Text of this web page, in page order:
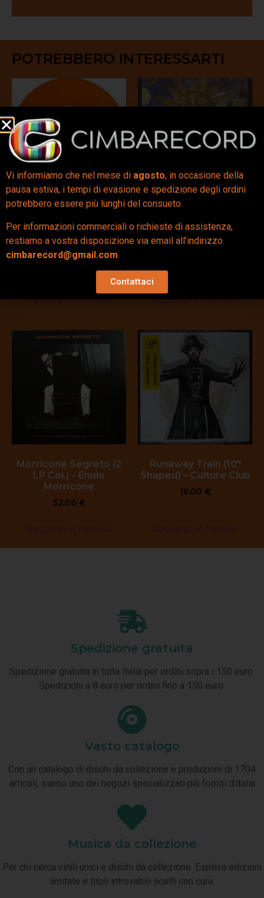
POTREBBERO INTERESSARTI
Fontella / Don’t Wanna
Be Normal (7″ Col) –
Athletes Of God x
MSW* Ft. Lady
Blackbird
Aggiungi al carrello
CD + Bluray) – Tears
For Fears
Aggiungi al carrello
Morricone Segreto (2
LP Col.) – Ennio
Morricone
32,00 €
Runaway Train (10″
Shaped) – Culture Club
16,00 €
Spedizione gratuita
Spedizione gratuita in tutta Italia per ordini sopra i 150 euro.
Spedizioni a 8 euro per ordini fino a 150 euro.
Vasto catalogo
Con un catalogo di dischi da collezione e produzioni di 1704
articoli, siamo uno dei negozi specializzati più forniti d'italia
Musica da collezione
Per chi cerca vinili unici e dischi da collezione. Esplora edizioni
limitate e titoli introvabili scelti con cura.
Vi informiamo che nel mese di agosto, in occasione della
pausa estiva, i tempi di evasione e spedizione degli ordini
potrebbero essere più lunghi del consueto.
Per informazioni commerciali o richieste di assistenza,
restiamo a vostra disposizione via email all’indirizzo
cimbarecord@gmail.com.
Contattaci